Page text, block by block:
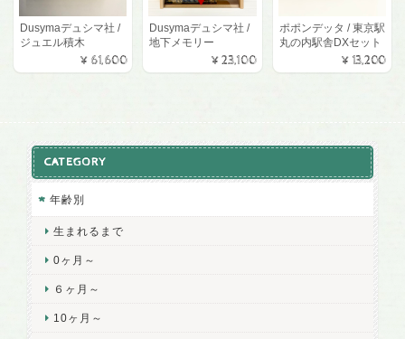
Dusymaデュシマ社 /
ジュエル積木
¥61,600
Dusymaデュシマ社 /
地下メモリー
¥23,100
ポポンデッタ / 東京駅
丸の内駅舎DXセット
¥13,200
CATEGORY
年齢別
生まれるまで
0ヶ月～
６ヶ月～
10ヶ月～